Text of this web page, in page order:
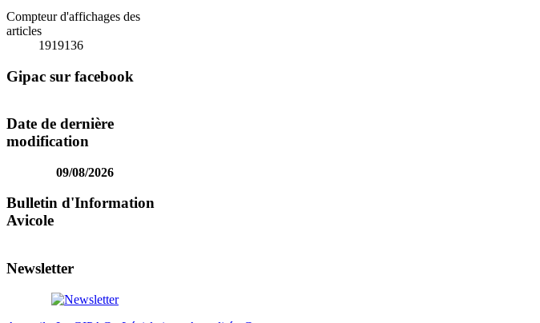
Compteur d'affichages des
articles
1919136
Gipac sur facebook
Date de dernière
modification
09/08/2026
Bulletin d'Information
Avicole
Newsletter